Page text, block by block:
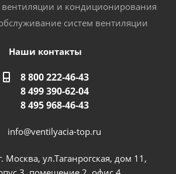
и кондиционирования
систем вентиляции
Наши контакты
8 800 222-46-43
8 499 390-62-04
8 495 968-46-43
info@ventilyacia-top.ru
Москва, ул.Таганрогская, дом 11,